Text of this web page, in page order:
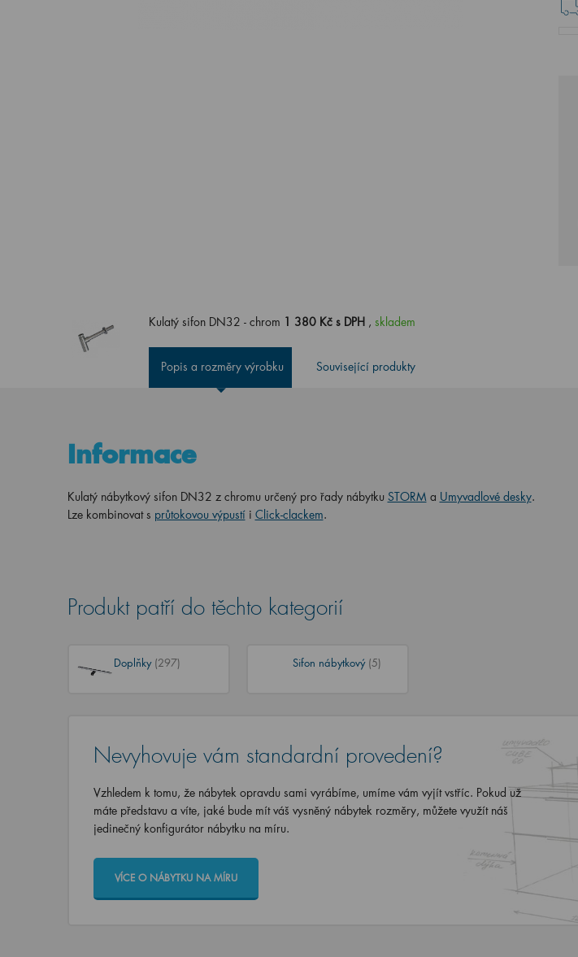
Kulatý sifon DN32 - chrom 1 380 Kč s DPH ,skladem
Popis a rozměry výrobku Související produkty
Informace
Kulatý nábytkový sifon DN32 z chromu určený pro řady nábytku STORMa Umyvadlové desky.
Lze kombinovat s průtokovou výpustíi Click-clackem.
Produkt patří do těchto kategorií
Doplňky (297) Sifon nábytkový (5)
Nevyhovuje vám standardní provedení?
Vzhledem k tomu, že nábytek opravdu sami vyrábíme, umíme vám vyjít vstříc. Pokud už
máte představu a víte, jaké bude mít váš vysněný nábytek rozměry, můžete využít náš
jedinečný konfigurátor nábytku na míru.
VÍCE O NÁBYTKU NA MÍRU